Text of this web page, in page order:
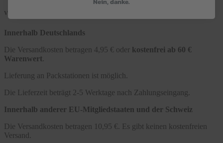
VERSAND & LIEFERZEIT
Innerhalb Deutschlands
Die Versandkosten betragen 4,95 € oder kostenfrei ab 60 €
Warenwert
Lieferung an Packstationen ist möglich.
Die Lieferzeit beträgt 2-5 Werktage nach Zahlungseingang.
Innerhalb anderer EU-Mitgliedstaaten und der Schweiz
Die Versandkosten betragen 10,95 €. Es gibt keinen kostenfreien
Versand.